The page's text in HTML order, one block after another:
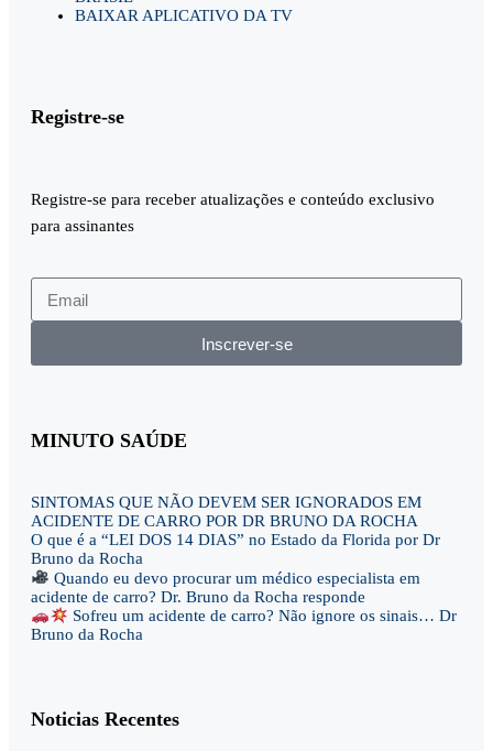
BAIXAR APLICATIVO DA TV
Registre-se
Registre-se para receber atualizações e conteúdo exclusivo
para assinantes
Inscrever-se
MINUTO SAÚDE
SINTOMAS QUE NÃO DEVEM SER IGNORADOS EM
ACIDENTE DE CARRO POR DR BRUNO DA ROCHA
O que é a “LEI DOS 14 DIAS” no Estado da Florida por Dr
Bruno da Rocha
Quando eu devo procurar um médico especialista em
acidente de carro? Dr. Bruno da Rocha responde
Sofreu um acidente de carro? Não ignore os sinais… Dr
Bruno da Rocha
Noticias Recentes